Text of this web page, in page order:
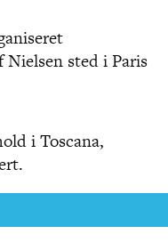
sted i Paris
i Toscana,